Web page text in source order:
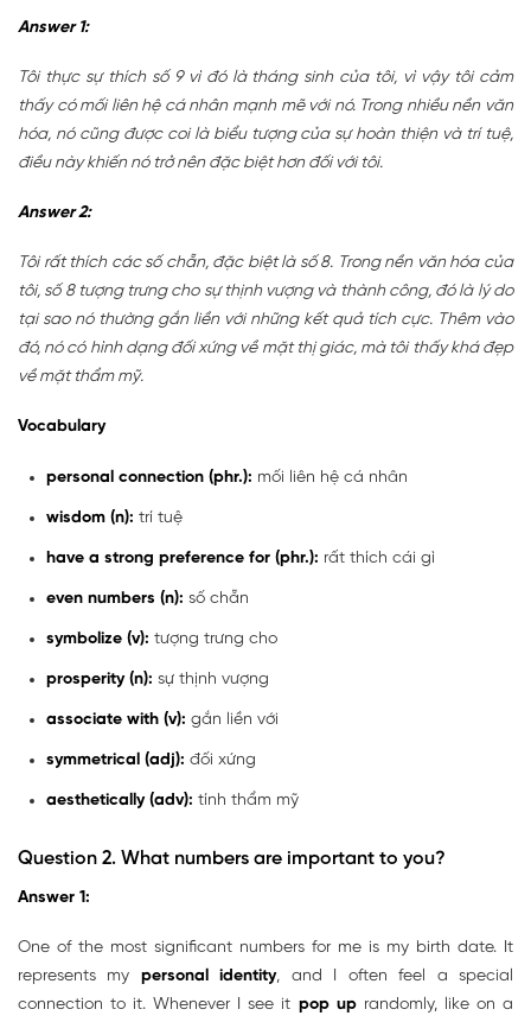
Answer 1:
Tôi thực sự thích số 9 vì đó là tháng sinh của tôi, vì vậy tôi cảm
thấy có mối liên hệ cá nhân mạnh mẽ với nó. Trong nhiều nền văn
hóa, nó cũng được coi là biểu tượng của sự hoàn thiện và trí tuệ,
điều này khiến nó trở nên đặc biệt hơn đối với tôi.
Answer 2:
Tôi rất thích các số chẵn, đặc biệt là số 8. Trong nền văn hóa của
tôi, số 8 tượng trưng cho sự thịnh vượng và thành công, đó là lý do
tại sao nó thường gắn liền với những kết quả tích cực. Thêm vào
đó, nó có hình dạng đối xứng về mặt thị giác, mà tôi thấy khá đẹp
về mặt thẩm mỹ.
Vocabulary
personal connection (phr.): mối liên hệ cá nhân
wisdom (n): trí tuệ
have a strong preference for (phr.): rất thích cái gì
even numbers (n): số chẵn
symbolize (v): tượng trưng cho
prosperity (n): sự thịnh vượng
associate with (v): gắn liền với
symmetrical (adj): đối xứng
aesthetically (adv): tính thẩm mỹ
Question 2. What numbers are important to you?
Answer 1:
One of the most significant numbers for me is my birth date. It
represents my personal identity, and I often feel a special
connection to it. Whenever I see it pop uprandomly, like on a